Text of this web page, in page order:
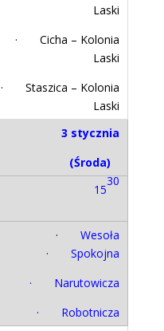
Laski
· Cicha – Kolonia
Laski
· Staszica – Kolonia
Laski
3 stycznia
(Środa)
15
30
· Wesoła
· Spokojna
· Narutowicza
· Robotnicza